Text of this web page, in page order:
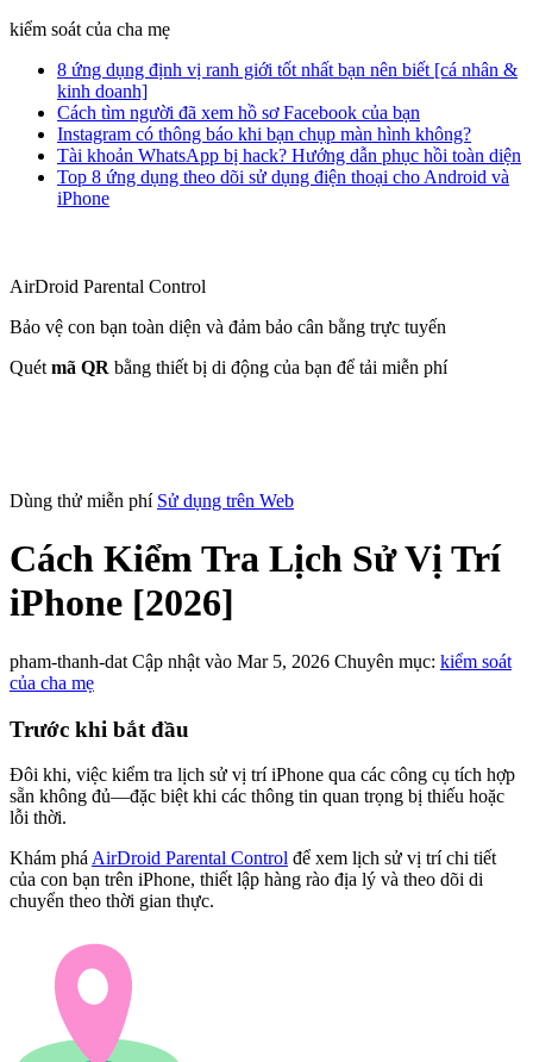
kiểm soát của cha mẹ
8 ứng dụng định vị ranh giới tốt nhất bạn nên biết [cá nhân &
kinh doanh]
Cách tìm người đã xem hồ sơ Facebook của bạn
Instagram có thông báo khi bạn chụp màn hình không?
Tài khoản WhatsApp bị hack? Hướng dẫn phục hồi toàn diện
Top 8 ứng dụng theo dõi sử dụng điện thoại cho Android và
iPhone
AirDroid Parental Control
Bảo vệ con bạn toàn diện và đảm bảo cân bằng trực tuyến
Quét mã QR bằng thiết bị di động của bạn để tải miễn phí
Dùng thử miễn phí Sử dụng trên Web
Cách Kiểm Tra Lịch Sử Vị Trí
iPhone [2026]
pham-thanh-dat Cập nhật vào Mar 5, 2026 Chuyên mục: kiểm soát
của cha mẹ
Trước khi bắt đầu
Đôi khi, việc kiểm tra lịch sử vị trí iPhone qua các công cụ tích hợp
sẵn không đủ—đặc biệt khi các thông tin quan trọng bị thiếu hoặc
lỗi thời.
Khám phá AirDroid Parental Control để xem lịch sử vị trí chi tiết
của con bạn trên iPhone, thiết lập hàng rào địa lý và theo dõi di
chuyển theo thời gian thực.